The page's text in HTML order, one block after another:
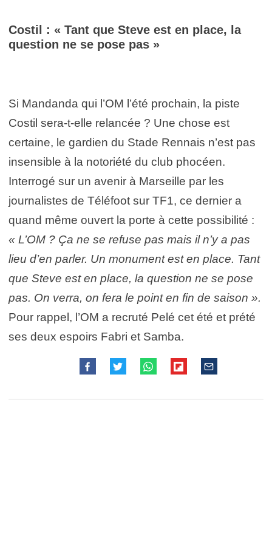
Costil : « Tant que Steve est en place, la
question ne se pose pas »
Si Mandanda qui l’OM l’été prochain, la piste
Costil sera-t-elle relancée ? Une chose est
certaine, le gardien du Stade Rennais n’est pas
insensible à la notoriété du club phocéen.
Interrogé sur un avenir à Marseille par les
journalistes de Téléfoot sur TF1, ce dernier a
quand même ouvert la porte à cette possibilité :
« L’OM ? Ça ne se refuse pas mais il n’y a pas
lieu d’en parler. Un monument est en place. Tant
que Steve est en place, la question ne se pose
pas. On verra, on fera le point en fin de saison ».
Pour rappel, l’OM a recruté Pelé cet été et prété
ses deux espoirs Fabri et Samba.